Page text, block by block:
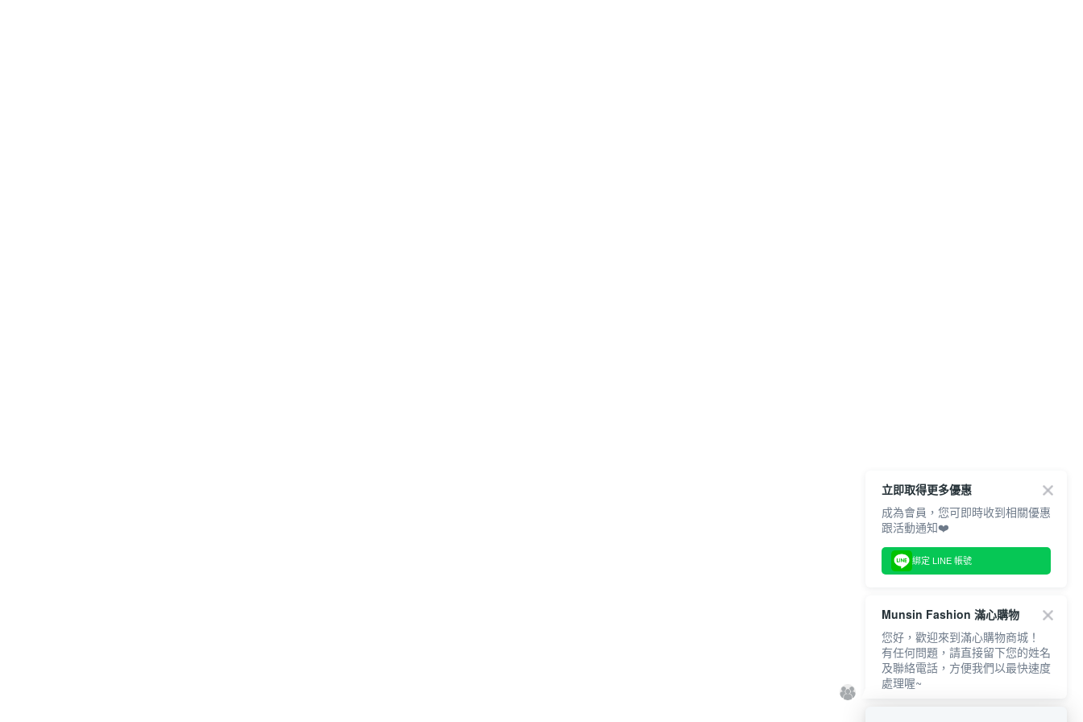
立即取得更多優惠
成為會員，您可即時收到相關優惠
跟活動通知❤️
綁定 LINE 帳號
Munsin Fashion 滿心購物
您好，歡迎來到滿心購物商城！
有任何問題，請直接留下您的姓名
及聯絡電話，方便我們以最快速度
處理喔~